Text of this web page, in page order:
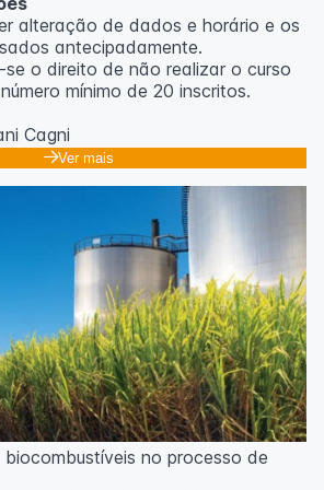
alteração de dados e horário e os
​​antecipadamente.
se o direito de não realizar o curso
mínimo de 20 inscritos.
Cagni
Ver mais
no processo de